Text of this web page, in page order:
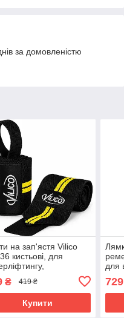
за домовленістю
на зап'ястя Vilico
кистьові, для
та силових
жовті
₴ 419 ₴
Купити
для
729